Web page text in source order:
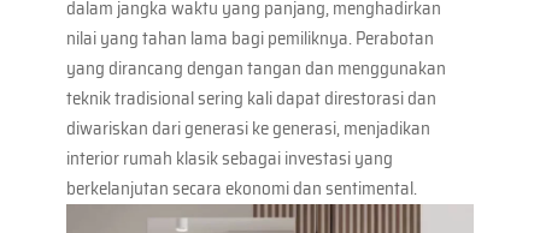
dalam jangka waktu yang panjang, menghadirkan
nilai yang tahan lama bagi pemiliknya. Perabotan
yang dirancang dengan tangan dan menggunakan
teknik tradisional sering kali dapat direstorasi dan
diwariskan dari generasi ke generasi, menjadikan
interior rumah klasik sebagai investasi yang
berkelanjutan secara ekonomi dan sentimental.